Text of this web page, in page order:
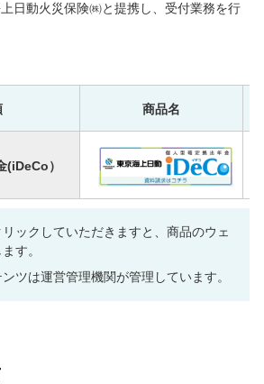
日動火災保険㈱と提携し、受付業務を行
商品名
(iDeCo）
ックしていただきますと、商品のウェ
す。
ツは運営管理機関が管理しています。